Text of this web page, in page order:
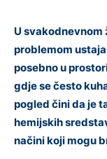
U svakodnevnom
problemom
posebno u
gdje se često
pogled čini da je
hemijskih
načini koji mogu